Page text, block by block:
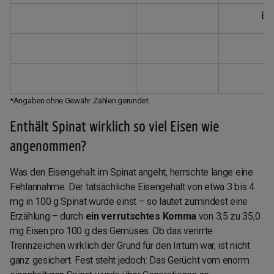
*Angaben ohne Gewähr. Zahlen gerundet.
Enthält Spinat wirklich so viel Eisen wie
angenommen?
Was den Eisengehalt im Spinat angeht, herrschte lange eine
Fehlannahme. Der tatsächliche Eisengehalt von etwa 3 bis 4
mg in 100 g Spinat wurde einst – so lautet zumindest eine
Erzählung – durch ein verrutschtes Komma von 3,5 zu 35,0
mg Eisen pro 100 g des Gemüses. Ob das verirrte
Trennzeichen wirklich der Grund für den Irrtum war, ist nicht
ganz gesichert. Fest steht jedoch: Das Gerücht vom enorm